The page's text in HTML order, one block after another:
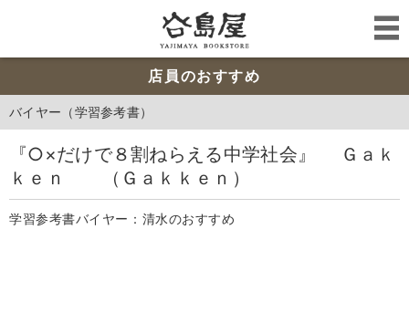
店員のおすすめ
バイヤー（学習参考書）
『○×だけで８割ねらえる中学社会』 Ｇａｋ
ｋｅｎ （Ｇａｋｋｅｎ）
学習参考書バイヤー：清水のおすすめ